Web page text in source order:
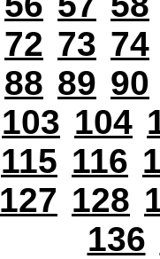
72 73 74
88 89 90
103 104
115 116
127 128
136